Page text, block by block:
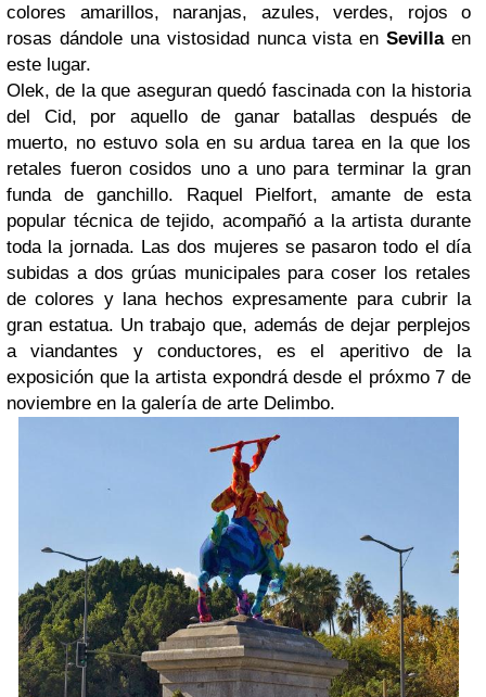
colores amarillos, naranjas, azules, verdes, rojos o
rosas dándole una vistosidad nunca vista enSevillaen
este lugar.
Olek, de la que aseguran quedó fascinada con la historia
del Cid, por aquello de ganar batallas después de
muerto, no estuvo sola en su ardua tarea en la que los
retales fueron cosidos uno a uno para terminar la gran
funda de ganchillo. Raquel Pielfort, amante de esta
popular técnica de tejido, acompañó a la artista durante
toda la jornada. Las dos mujeres se pasaron todo el día
subidas a dos grúas municipales para coser los retales
de colores y lana hechos expresamente para cubrir la
gran estatua. Un trabajo que, además de dejar perplejos
a viandantes y conductores, es el aperitivo de la
exposición que la artista expondrá desde el próxmo 7 de
noviembre en la galería de arte Delimbo.